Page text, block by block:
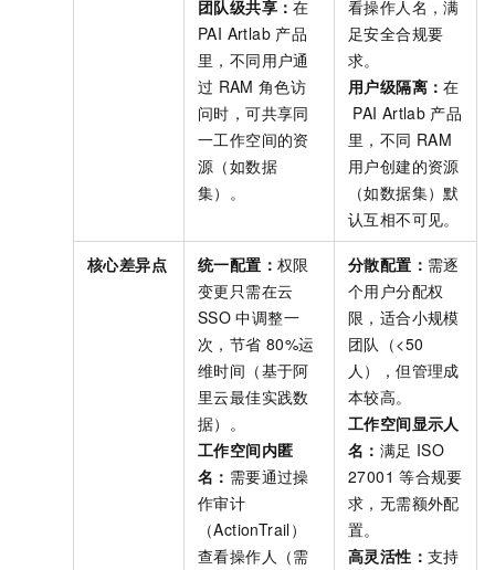
团队级共享：在
PAI Artlab 产品
里，不同用户通
过 RAM 角色访
问时，可共享同
一工作空间的资
源（如数据
集）。
看操作人名，满
足安全合规要
求。
用户级隔离：在
PAI Artlab 产品
里，不同 RAM
用户创建的资源
（如数据集）默
认互相不可见。
核心差异点 统一配置： 权限
变更只需在云
SSO 中调整一
次，节省 80%运
维时间（基于阿
里云最佳实践数
据）。
工作空间内匿
名： 需要通过操
作审计
（ActionTrail）
查看操作人（需
分散配置： 需逐
个用户分配权
限，适合小规模
团队（<50
人），但管理成
本较高。
工作空间显示人
名： 满足 ISO
27001 等合规要
求，无需额外配
置。
高灵活性： 支持